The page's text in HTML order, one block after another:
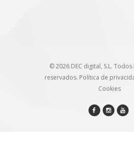
© 2026 DEC digital, S.L.
reservados. Política de
Cookies